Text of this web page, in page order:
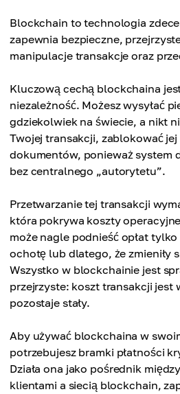
Blockchain to technologia
zapewnia bezpieczne,
manipulacje transakcje oraz
Kluczową cechą blockchaina
niezależność. Możesz wysyłać
gdziekolwiek na świecie, a nikt
Twojej transakcji, zablokować
dokumentów, ponieważ system
bez centralnego „autorytetu”.
Przetwarzanie tej transakcji
która pokrywa koszty
może nagle podnieść opłat
ochotę lub dlatego, że zmieniły
Wszystko w blockchainie jest
przejrzyste: koszt transakcji jest
pozostaje stały.
Aby używać blockchaina w
potrzebujesz bramki płatności
Działa ona jako pośrednik
klientami a siecią blockchain,